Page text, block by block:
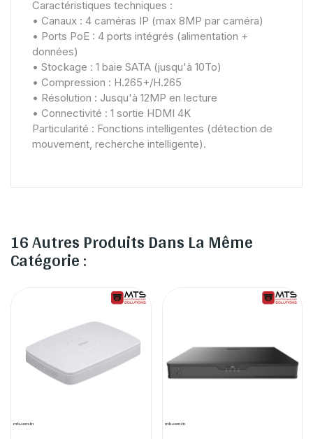
Caractéristiques techniques :
• Canaux : 4 caméras IP (max 8MP par caméra)
• Ports PoE : 4 ports intégrés (alimentation +
données)
• Stockage : 1 baie SATA (jusqu'à 10To)
• Compression : H.265+/H.265
• Résolution : Jusqu'à 12MP en lecture
• Connectivité : 1 sortie HDMI 4K
Particularité : Fonctions intelligentes (détection de
mouvement, recherche intelligente).
16 Autres Produits Dans La Même
Catégorie :